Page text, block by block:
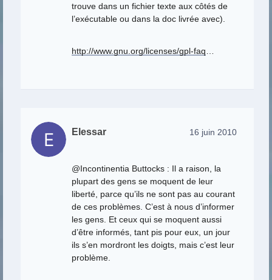
trouve dans un fichier texte aux côtés de
l’exécutable ou dans la doc livrée avec).
http://www.gnu.org/licenses/gpl-faq
Elessar 16 juin 2010
@Incontinentia Buttocks : Il a raison, la
plupart des gens se moquent de leur
liberté, parce qu’ils ne sont pas au courant
de ces problèmes. C’est à nous d’informer
les gens. Et ceux qui se moquent aussi
d’être informés, tant pis pour eux, un jour
ils s’en mordront les doigts, mais c’est leur
problème.